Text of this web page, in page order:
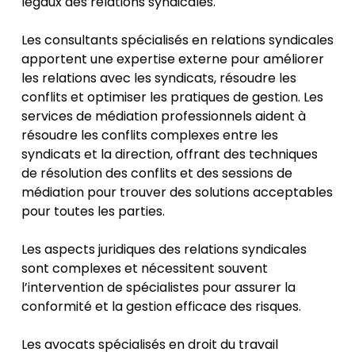
Les consultants spécialisés en relations syndicales
apportent une expertise externe pour améliorer
les relations avec les syndicats, résoudre les
conflits et optimiser les pratiques de gestion. Les
services de médiation professionnels aident à
résoudre les conflits complexes entre les
syndicats et la direction, offrant des techniques
de résolution des conflits et des sessions de
médiation pour trouver des solutions acceptables
pour toutes les parties.
Les aspects juridiques des relations syndicales
sont complexes et nécessitent souvent
l’intervention de spécialistes pour assurer la
conformité et la gestion efficace des risques.
Les avocats spécialisés en droit du travail